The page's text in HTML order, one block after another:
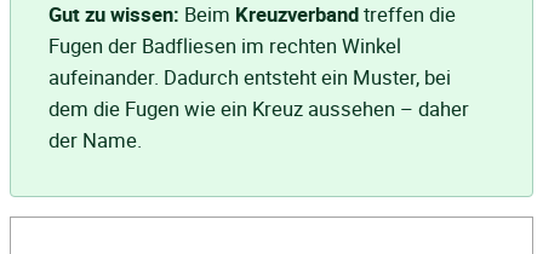
Gut zu wissen: Beim Kreuzverbandtreffen die
Fugen der Badfliesen im rechten Winkel
aufeinander. Dadurch entsteht ein Muster, bei
dem die Fugen wie ein Kreuz aussehen – daher
der Name.